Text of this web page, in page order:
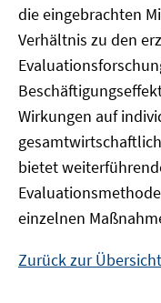
die eingebrachten
Verhältnis zu den
Wirkungen auf
bietet
einzelnen
Zurück zur Übersicht